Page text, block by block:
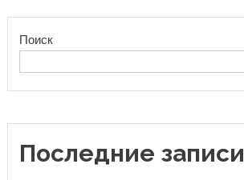
Поиск
Последние записи